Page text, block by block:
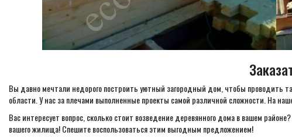
Вы давно мечтали недорого построить уютный загородный дом, чтобы проводить
области. У нас за плечами выполненные проекты самой различной сложности. На
Вас интересует вопрос, сколько стоит возведение деревянного дома в вашем
вашего жилища! Спешите воспользоваться этим выгодным предложением!